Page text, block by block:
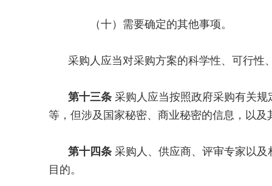
（十）需要确定的其他事项。
采购人应当对采购方案的科学性、可行性
第十三条 采购人应当按照政府采购有关
等，但涉及国家秘密、商业秘密的信息，以
第十四条 采购人、供应商、评审专家以
目的。